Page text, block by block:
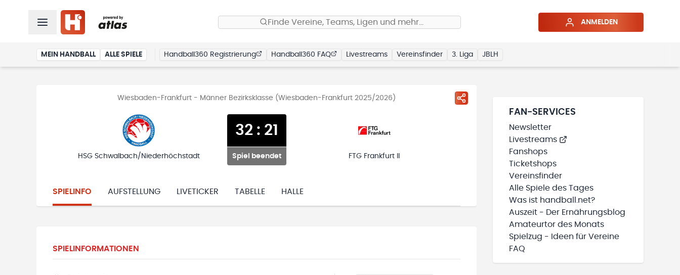
Finde Vereine, Teams, Ligen und mehr… ANMELDEN
MEIN HANDBALL ALLE SPIELE Handball360 Registrierung Handball360 FAQ Livestreams Vereinsfinder 3. Liga JBLH
Wiesbaden-Frankfurt - Männer Bezirksklasse (Wiesbaden-Frankfurt 2025/2026)
HSG Schwalbach/Niederhöchstadt
32: 21
Spiel beendet FTG Frankfurt II
SPIELINFO AUFSTELLUNG LIVETICKER TABELLE HALLE
SPIELINFORMATIONEN
FAN-SERVICES
Newsletter
Livestreams
Fanshops
Ticketshops
Vereinsfinder
Alle Spiele des Tages
Was ist handball.net?
Auszeit - Der Ernährungsblog
Amateurtor des Monats
Spielzug - Ideen für Vereine
FAQ